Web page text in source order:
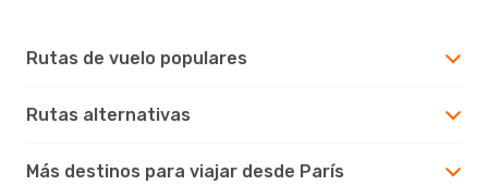
Rutas de vuelo populares
Rutas alternativas
Más destinos para viajar desde París